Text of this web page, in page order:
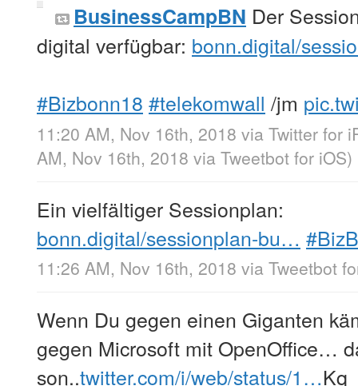
BusinessCampBN Der
digital verfügbar: bonn.digital/
#Bizbonn18 #telekomwall /jm
11:20 AM, Nov 16th, 2018 via Twitter for
AM, Nov 16th, 2018 via Tweetbot for iΟS)
Ein vielfältiger Sessionplan:
bonn.digital/sessionplan-bu…
11:26 AM, Nov 16th, 2018 via Tweetbot
Wenn Du gegen einen Giganten
gegen Microsoft mit OpenOffice…
son..twitter.com/i/web/status/1…Kq